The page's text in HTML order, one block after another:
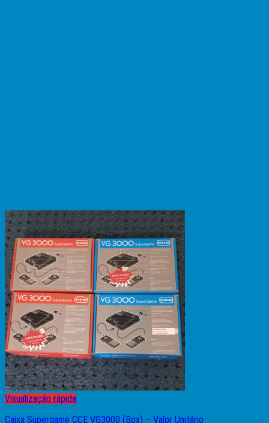
Visualização rápida
Caixa Supergame CCE VG3000 (Box) – Valor Unitário